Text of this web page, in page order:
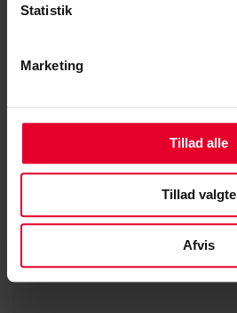
Statistik
Marketing
Tillad alle
Tillad valgte
Afvis
Læs mere »